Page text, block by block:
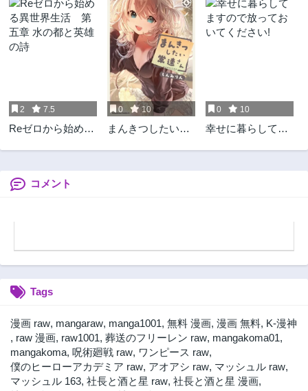
第46話
3ヶ月前
第45話
3ヶ月前
第44話 第43話
3ヶ月前
第41話
3ヶ月前
第40話
3ヶ月前
第39話
3ヶ月前
第38話 第37話
第36話
第30話
第28話
8ヶ月前
第27話
8ヶ月前
第26話
8ヶ月前
第25話
8ヶ月前
2 7.5
Reゼロから始める
詩
0 10
まんきつしたい常
0 10
幸せに暮らしてま
コメント
Tags
漫画 raw, mangaraw, manga1001, 無料 漫画, 漫画 無料, K-漫神
, raw 漫画, raw1001, 葬送のフリーレン raw, mangakoma01,
mangakoma, 呪術廻戦 raw, ワンピース raw,
僕のヒーローアカデミア raw, アオアシ raw, マッシュル raw,
マッシュル 163, 社長と酒と星 raw, 社長と酒と星 漫画,